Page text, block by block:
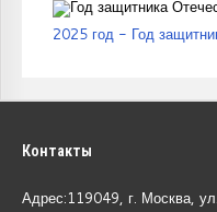
2025 год - Год
Контакты
Адрес:119049, г. Москва,